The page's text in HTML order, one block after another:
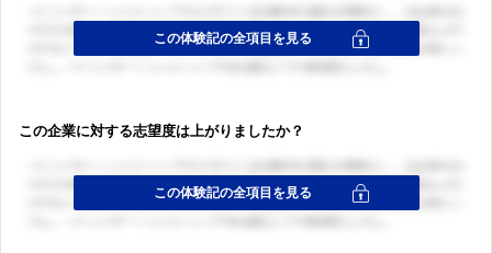
この企業に対する志望度は上がりましたか？